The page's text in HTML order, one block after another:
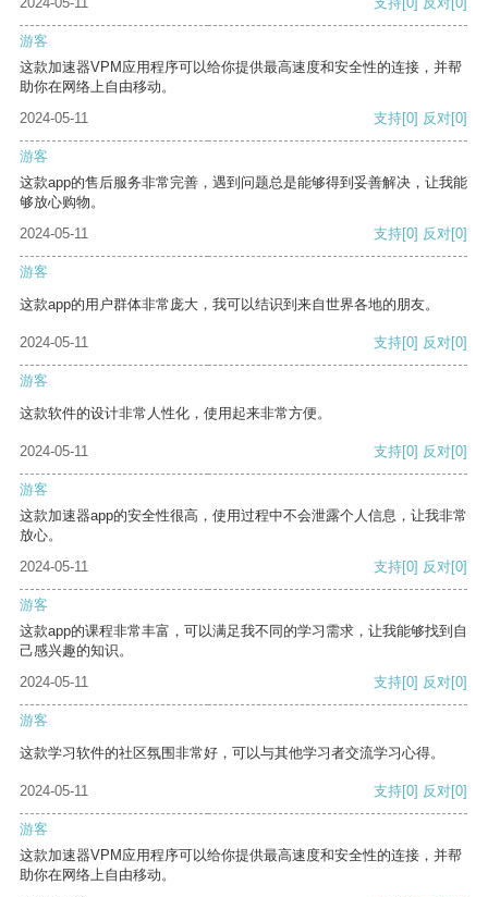
游客
这款加速器VPM应用程序可以给你提供最高速度和安全性的连接，并帮
助你在网络上自由移动。
2024-05-11
支持[0] 反对[0]
游客
这款app的售后服务非常完善，遇到问题总是能够得到妥善解决，让我能
够放心购物。
2024-05-11
支持[0] 反对[0]
游客
这款app的用户群体非常庞大，我可以结识到来自世界各地的朋友。
2024-05-11 支持[0] 反对[0]
游客
这款软件的设计非常人性化，使用起来非常方便。
2024-05-11 支持[0] 反对[0]
游客
这款加速器app的安全性很高，使用过程中不会泄露个人信息，让我非常
放心。
2024-05-11
支持[0] 反对[0]
游客
这款app的课程非常丰富，可以满足我不同的学习需求，让我能够找到自
己感兴趣的知识。
2024-05-11
支持[0] 反对[0]
游客
这款学习软件的社区氛围非常好，可以与其他学习者交流学习心得。
2024-05-11 支持[0] 反对[0]
游客
这款加速器VPM应用程序可以给你提供最高速度和安全性的连接，并帮
助你在网络上自由移动。